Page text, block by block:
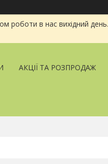
роботи в нас вихідний
АКЦІЇ ТА РОЗПРОДАЖ